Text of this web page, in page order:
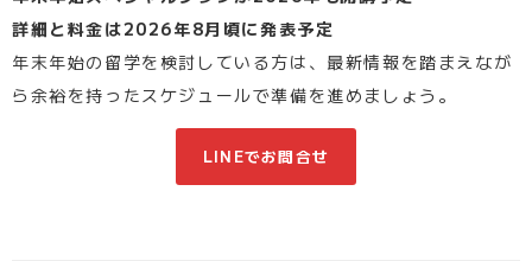
詳細と料金は2026年8月頃に発表予定
年末年始の留学を検討している方は、最新情報を踏まえなが
ら余裕を持ったスケジュールで準備を進めましょう。
LINEでお問合せ